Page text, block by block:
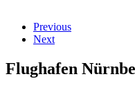
Previous
Next
Flughafen